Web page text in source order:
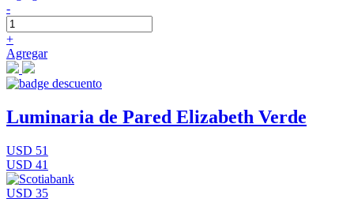
-
+
Agregar
Luminaria de Pared Elizabeth Verde
USD 51
USD 41
USD 35